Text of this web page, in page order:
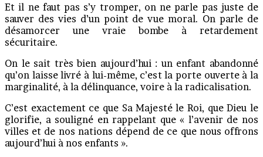
Et il ne faut pas s’y tromper, on ne parle pas juste de
sauver des vies d’un point de vue moral. On parle de
désamorcer une vraie bombe à retardement
sécuritaire.
On le sait très bien aujourd’hui : un enfant abandonné
qu’on laisse livré à lui-même, c’est la porte ouverte à la
marginalité, à la délinquance, voire à la radicalisation.
C’est exactement ce que Sa Majesté le Roi, que Dieu le
glorifie, a souligné en rappelant que « l’avenir de nos
villes et de nos nations dépend de ce que nous offrons
aujourd’hui à nos enfants ».